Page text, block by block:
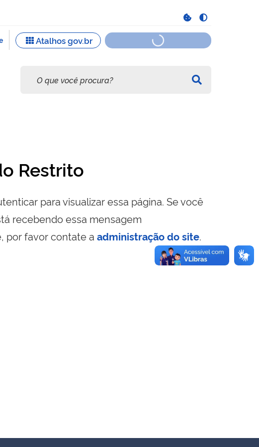
Restrito
para visualizar essa página. Se você
recebendo essa mensagem
por favor contate a administração do site.